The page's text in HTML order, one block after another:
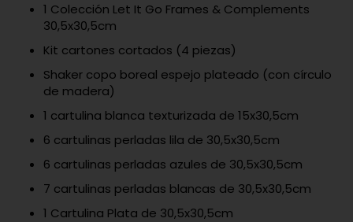
1 Colección Let It Go Frames & Complements
30,5x30,5cm
Kit cartones cortados (4 piezas)
Shaker copo boreal espejo plateado (con círculo
de madera)
1 cartulina blanca texturizada de 15x30,5cm
6 cartulinas perladas lila de 30,5x30,5cm
6 cartulinas perladas azules de 30,5x30,5cm
7 cartulinas perladas blancas de 30,5x30,5cm
1 Cartulina Plata de 30,5x30,5cm